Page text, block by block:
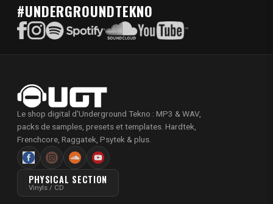
#UNDERGROUNDTEKNO
Le shop digital d'Underground Tekno : MP3 & WAV,
packs de samples, presets et templates. Hardtek,
Frenchcore, Raggatek, Psytek & plus.
PHYSICAL SECTION
Vinyls / CD